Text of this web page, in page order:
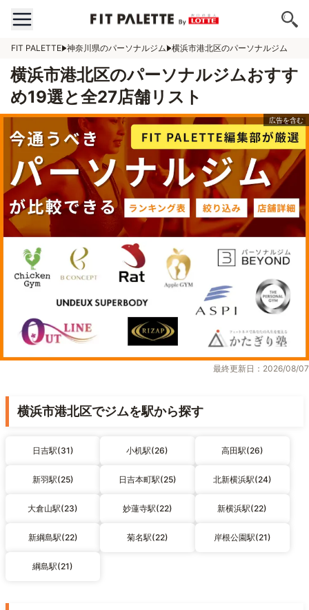
FIT PALETTE 神奈川県のパーソナルジム 横浜市港北区のパーソナルジム
横浜市港北区のパーソナルジムおすす
め19選と全27店舗リスト
最終更新日：2026/08/07
横浜市港北区でジムを駅から探す
日吉駅(31) 小机駅(26) 高田駅(26)
新羽駅(25) 日吉本町駅(25) 北新横浜駅(24)
大倉山駅(23) 妙蓮寺駅(22) 新横浜駅(22)
新綱島駅(22) 菊名駅(22) 岸根公園駅(21)
綱島駅(21)